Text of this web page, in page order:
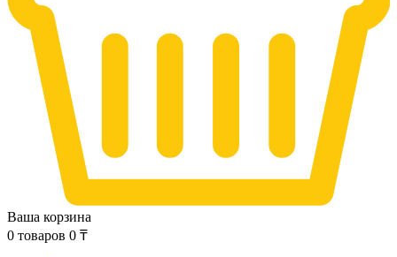
Ваша корзина
0 товаров 0 ₸